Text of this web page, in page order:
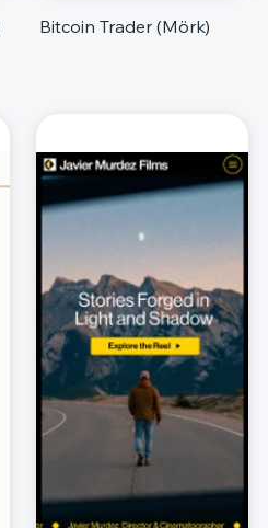
Bitcoin Trader (Mörk)